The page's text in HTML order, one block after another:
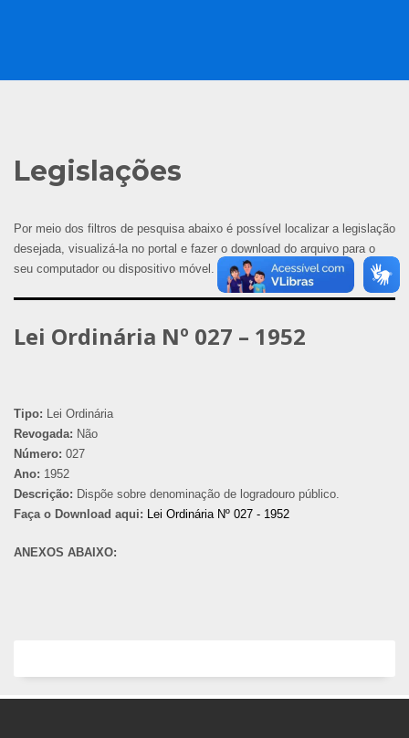
Legislações
Por meio dos filtros de pesquisa abaixo é possível localizar a legislação
desejada, visualizá-la no portal e fazer o download do arquivo para o
seu computador ou dispositivo móvel.
Lei Ordinária Nº 027 – 1952
Tipo: Lei Ordinária
Revogada: Não
Número: 027
Ano: 1952
Descrição: Dispõe sobre denominação de logradouro público.
Faça o Download aqui: Lei Ordinária Nº 027 - 1952
ANEXOS ABAIXO: